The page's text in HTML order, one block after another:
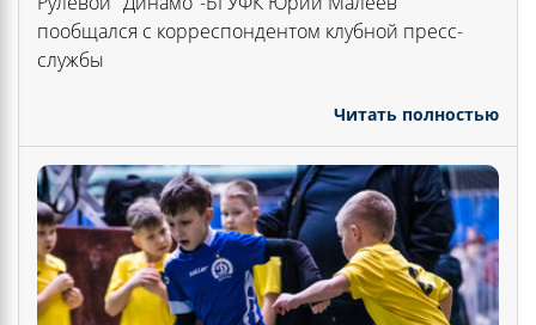
пообщался с корреспондентом клубной пресс-
службы
Читать полностью